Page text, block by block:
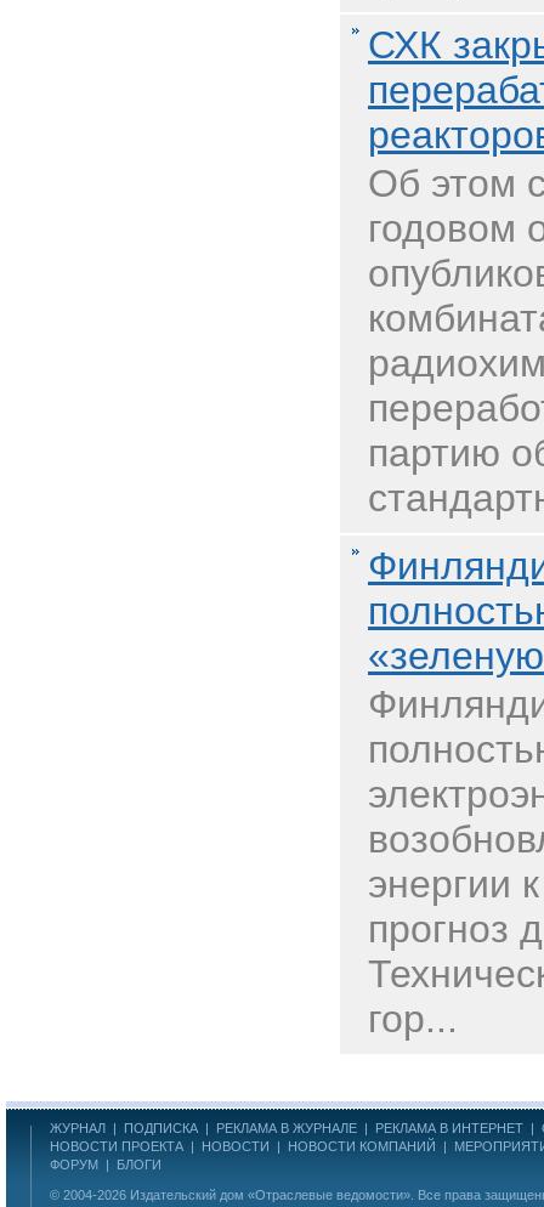
СХК
Об этом
годовом
партию
энергии
прогноз
гор...
ЖУРНАЛ | ПОДПИСКА | РЕКЛАМА В ЖУРНАЛЕ | РЕКЛАМА В ИНТЕРНЕТ |
НОВОСТИ ПРОЕКТА | НОВОСТИ | НОВОСТИ КОМПАНИЙ |
ФОРУМ | БЛОГИ
© 2004-2026 Издательский дом «Отраслевые ведомости» . Все права